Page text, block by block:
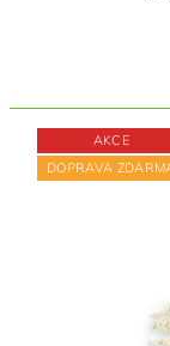
AKCE
DOPRAVA